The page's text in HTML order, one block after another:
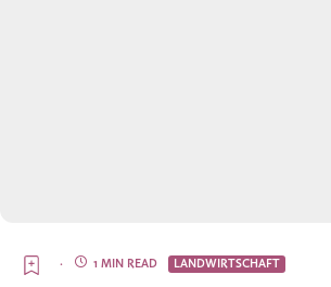
LANDWIRTSCHAFT
1 MIN READ
·